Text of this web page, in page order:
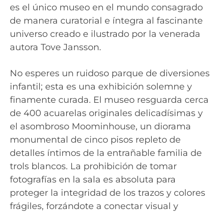
es el único museo en el mundo consagrado
de manera curatorial e íntegra al fascinante
universo creado e ilustrado por la venerada
autora Tove Jansson.
No esperes un ruidoso parque de diversiones
infantil; esta es una exhibición solemne y
finamente curada. El museo resguarda cerca
de 400 acuarelas originales delicadísimas y
el asombroso Moominhouse, un diorama
monumental de cinco pisos repleto de
detalles íntimos de la entrañable familia de
trols blancos. La prohibición de tomar
fotografías en la sala es absoluta para
proteger la integridad de los trazos y colores
frágiles, forzándote a conectar visual y